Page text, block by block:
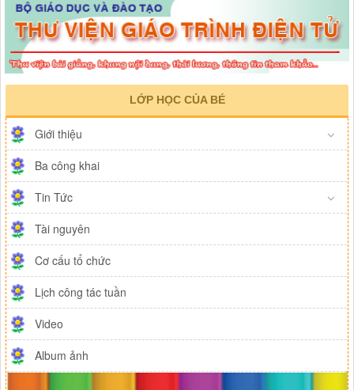
LỚP HỌC CỦA BÉ
Giới thiệu
Ba công khai
Tin Tức
Tài nguyên
Cơ cấu tổ chức
Lịch công tác tuần
Video
Album ảnh